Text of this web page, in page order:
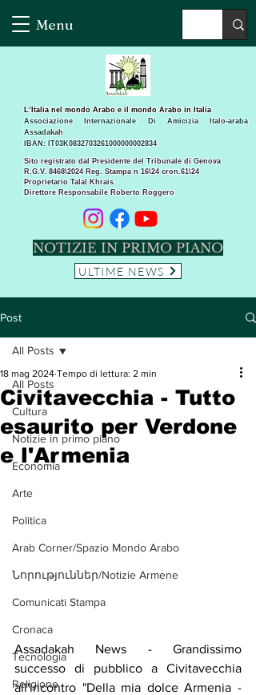
Menu
Sito registrato dal Presidente del Tribunale di Genova
R.G.V. 8468\2024 Reg. Stampa n 16\24 cron.61\24 ​
Proprietario Talal Khrais
Direttore Responsabile Roberto Roggero
L’Italia nel mondo Arabo e il mondo Arabo in Italia
Associazione Internazionale Di Amicizia Italo-araba
Assadakah
IBAN: IT03K0832703261000000002834
NOTIZIE IN PRIMO PIANO
ULTIME NEWS
Post
All Posts
Cultura
Notizie in primo piano
Economia
Arte
Politica
Arab Corner/Spazio Mondo Arabo
Նորություններ/Notizie Armene
Comunicati Stampa
Cronaca
Tecnologia
Religione
All Posts
Civitavecchia - Tutto
esaurito per Verdone
e l'Armenia
18 mag 2024 Tempo di lettura: 2 min
Assadakah News - Grandissimo
successo di pubblico a Civitavecchia
all'incontro "Della mia dolce Armenia -